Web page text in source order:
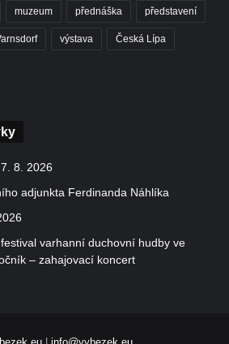
muzeum přednáška představení
výstava Česká Lípa
8. 2026
adjunkta Ferdinanda Náhlíka
varhanní duchovní hudby ve
– zahajovací koncert
| info@vybezek.eu